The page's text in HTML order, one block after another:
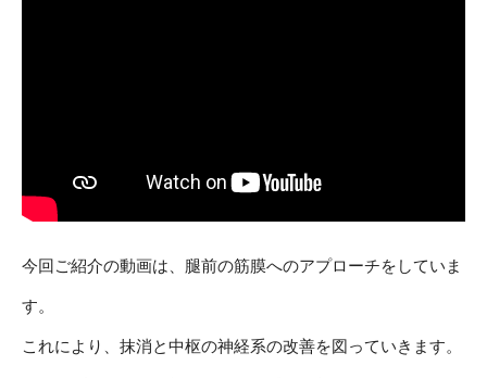
今回ご紹介の動画は、腿前の筋膜へのアプローチをしていま
す。
これにより、抹消と中枢の神経系の改善を図っていきます。